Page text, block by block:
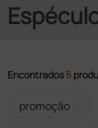
Encontrados 5
promoção